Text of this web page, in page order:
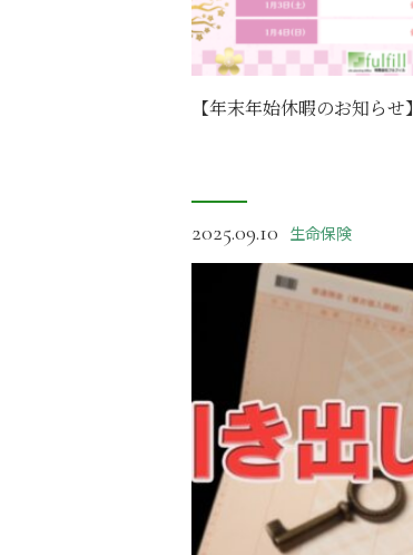
【年末年始休暇のお知らせ】
2025.09.10 生命保険